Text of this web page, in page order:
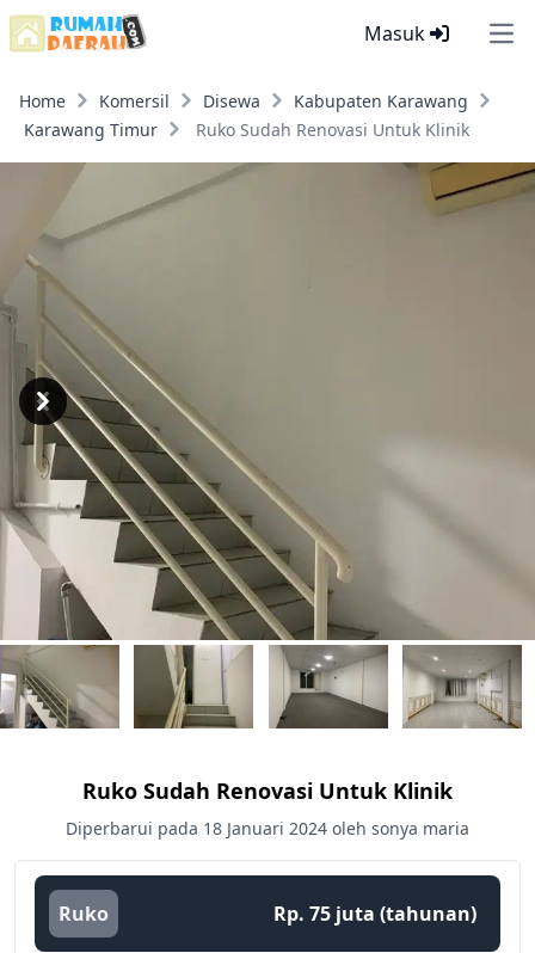
Masuk
Home Komersil Disewa
Kabupaten Karawang
Karawang Timur
Ruko Sudah Renovasi Untuk Klinik
Previous
Next
Ruko Sudah Renovasi Untuk Klinik
Diperbarui pada 18 Januari 2024 oleh sonya maria
Ruko Rp. 75 juta (tahunan)